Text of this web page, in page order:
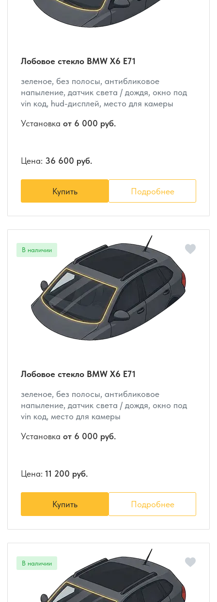
Лобовое стекло BMW X6 E71
зеленое, без полосы, антибликовое
напыление, датчик света / дождя, окно под
vin код, hud-дисплей, место для камеры
Установка от 6 000 руб.
Цена: 36 600 руб.
Купить Подробнее
Лобовое стекло BMW X6 E71
зеленое, без полосы, антибликовое
напыление, датчик света / дождя, окно под
vin код, место для камеры
Установка от 6 000 руб.
Цена: 11 200 руб.
Купить Подробнее